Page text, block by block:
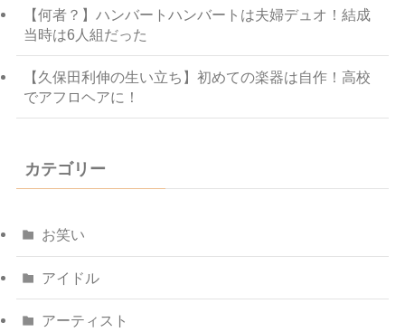
【何者？】ハンバートハンバートは夫婦デュオ！結成
当時は6人組だった
【久保田利伸の生い立ち】初めての楽器は自作！高校
でアフロヘアに！
カテゴリー
お笑い
アイドル
アーティスト